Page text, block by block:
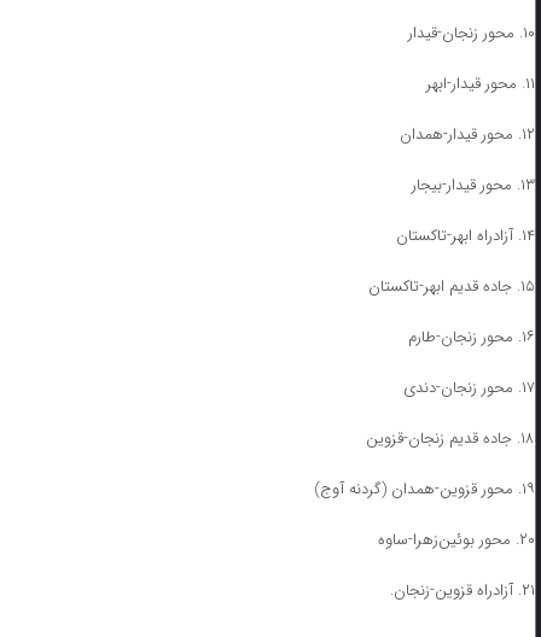
۱۰. محور زنجان-قیدار
۱۱. محور قیدار-ابهر
۱۲. محور قیدار-همدان
۱۳. محور قیدار-بیجار
۱۴. آزادراه ابهر-تاکستان
۱۵. جاده قدیم ابهر-تاکستان
۱۶. محور زنجان-طارم
۱۷. محور زنجان-دندی
۱۸. جاده قدیم زنجان-قزوین
۱۹. محور قزوین-همدان (گردنه آوج)
۲۰. محور بوئین‌زهرا-ساوه
۲۱. آزادراه قزوین-زنجان.